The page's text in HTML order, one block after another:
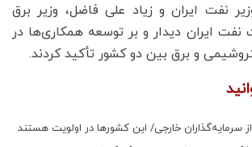
نفت ایران و زیاد علی‌ فاضل، وزیر برق
نفت ایران دیدار و بر توسعه همکاری‌ها در
و برق بین دو کشور تأکید کردند.
سرمایه‌گذاران خارجی/ این کشور‌ها در اولویت هستند